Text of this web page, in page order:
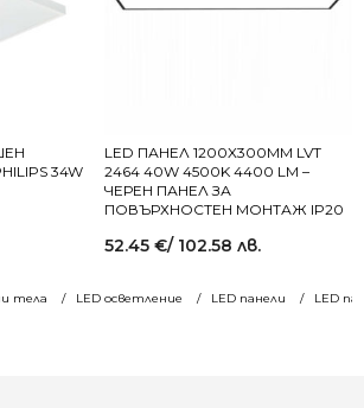
тела LED осветление LED панели LED
34W
LED ПАНЕЛ 1200X300MM LVT
2464 40W 4500K 4400 LM –
ЧЕРЕН ПАНЕЛ ЗА
ПОВЪРХНОСТЕН МОНТАЖ IP20
52.45 €/ 102.58 лв.